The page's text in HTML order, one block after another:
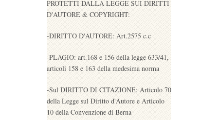
PROTETTI DALLA LEGGE SUI DIRITTI
D'AUTORE & COPYRIGHT:
-DIRITTO D'AUTORE: Art.2575 c.c
-PLAGIO: art.168 e 156 della legge 633/41,
articoli 158 e 163 della medesima norma
-Sul DIRITTO DI CITAZIONE: Articolo 70
della Legge sul Diritto d'Autore e Articolo
10 della Convenzione di Berna